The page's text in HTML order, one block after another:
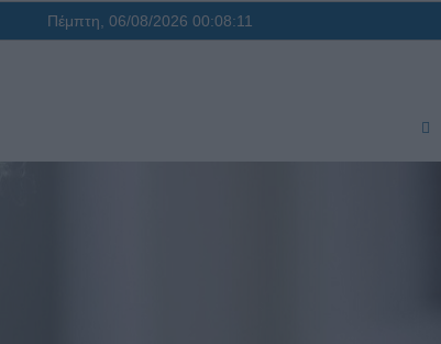
Πέμπτη, 06/08/2026 00:08:12